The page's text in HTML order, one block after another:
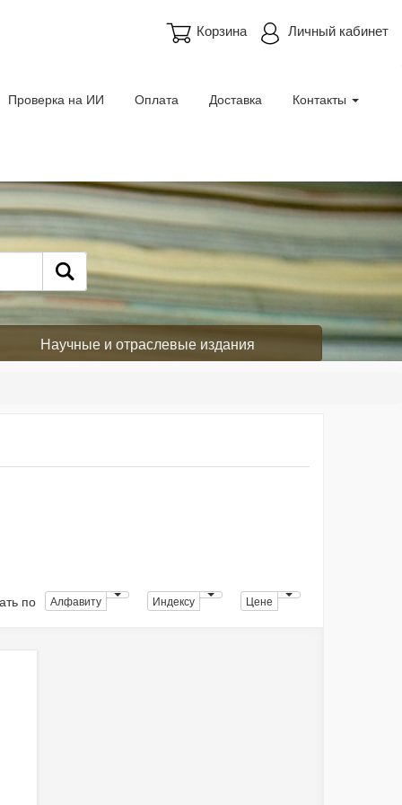
Личный кабинет
Корзина
Проверка на ИИ Оплата Доставка Контакты
Научные и отраслевые издания
по Алфавиту Индексу Цене